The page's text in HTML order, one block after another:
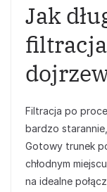
Jak
Filtracja po
bardzo
Gotowy trunek
chłodnym
na idealne